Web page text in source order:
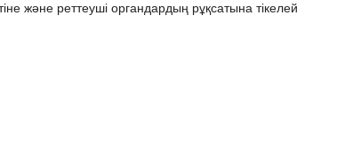
және реттеуші органдардың рұқсатына тікелей